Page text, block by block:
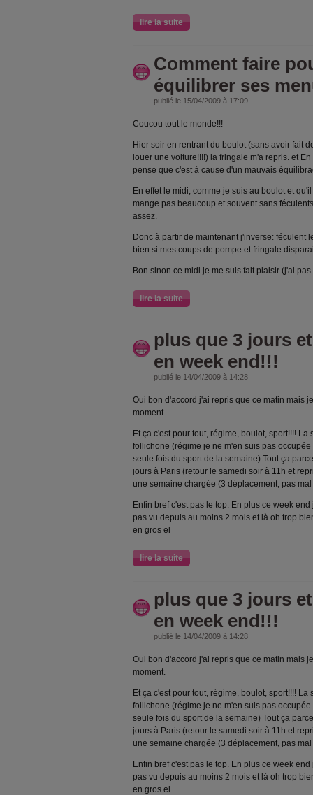
lire la suite
Comment faire
équilibrer ses
publié le 15/04/2009 à 17:09
Coucou tout le monde!!!
Hier soir en rentrant du boulot (sans avoir fait
louer une voiture!!!!) la fringale m'a repris. et
pense que c'est à cause d'un mauvais
En effet le midi, comme je suis au boulot et
mange pas beaucoup et souvent sans
assez.
Donc à partir de maintenant j'inverse: féculent
bien si mes coups de pompe et fringale
Bon sinon ce midi je me suis fait plaisir (j'ai
lire la suite
plus que 3 jours
en week end!!!
publié le 14/04/2009 à 14:28
Oui bon d'accord j'ai repris que ce matin mais
moment.
Et ça c'est pour tout, régime, boulot, sport!!!!
follichone (régime je ne m'en suis pas
seule fois du sport de la semaine) Tout ça
jours à Paris (retour le samedi soir à 11h et
une semaine chargée (3 déplacement, pas mal
Enfin bref c'est pas le top. En plus ce week
pas vu depuis au moins 2 mois et là oh trop
en gros el
lire la suite
plus que 3 jours
en week end!!!
publié le 14/04/2009 à 14:28
Oui bon d'accord j'ai repris que ce matin mais
moment.
Et ça c'est pour tout, régime, boulot, sport!!!!
follichone (régime je ne m'en suis pas
seule fois du sport de la semaine) Tout ça
jours à Paris (retour le samedi soir à 11h et
une semaine chargée (3 déplacement, pas mal
Enfin bref c'est pas le top. En plus ce week
pas vu depuis au moins 2 mois et là oh trop
en gros el